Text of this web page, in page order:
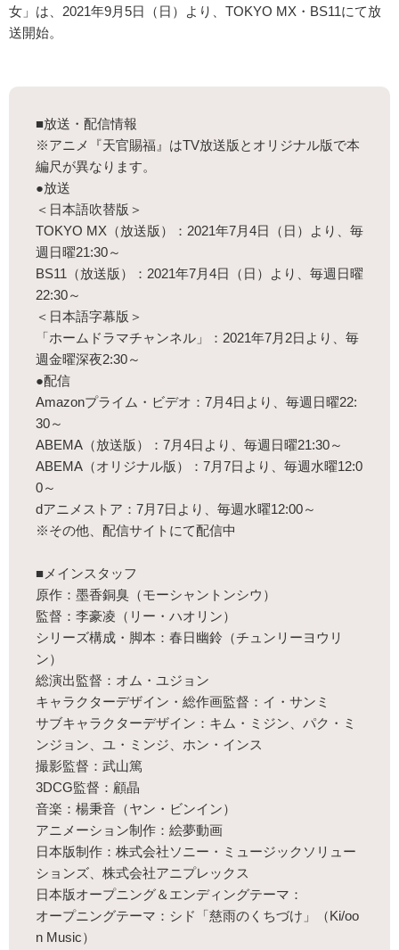
女」は、2021年9月5日（日）より、TOKYO MX・BS11にて放
送開始。
■放送・配信情報
※アニメ『天官賜福』はTV放送版とオリジナル版で本
編尺が異なります。
●放送
＜日本語吹替版＞
TOKYO MX（放送版）：2021年7月4日（日）より、毎
週日曜21:30～
BS11（放送版）：2021年7月4日（日）より、毎週日曜
22:30～
＜日本語字幕版＞
「ホームドラマチャンネル」：2021年7月2日より、毎
週金曜深夜2:30～
●配信
Amazonプライム・ビデオ：7月4日より、毎週日曜22:
30～
ABEMA（放送版）：7月4日より、毎週日曜21:30～
ABEMA（オリジナル版）：7月7日より、毎週水曜12:0
0～
dアニメストア：7月7日より、毎週水曜12:00～
※その他、配信サイトにて配信中
■メインスタッフ
原作：墨香銅臭（モーシャントンシウ）
監督：李豪凌（リー・ハオリン）
シリーズ構成・脚本：春日幽鈴（チュンリーヨウリ
ン）
総演出監督：オム・ユジョン
キャラクターデザイン・総作画監督：イ・サンミ
サブキャラクターデザイン：キム・ミジン、パク・ミ
ンジョン、ユ・ミンジ、ホン・インス
撮影監督：武山篤
3DCG監督：顧晶
音楽：楊秉音（ヤン・ビンイン）
アニメーション制作：絵夢動画
日本版制作：株式会社ソニー・ミュージックソリュー
ションズ、株式会社アニプレックス
日本版オープニング＆エンディングテーマ：
オープニングテーマ：シド「慈雨のくちづけ」（Ki/oo
n Music）